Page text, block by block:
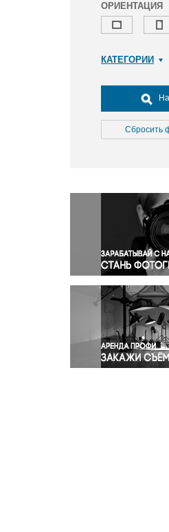
ОРИЕНТАЦИЯ
КАТЕГОРИИ
Досуг,
Культура
Медицина
Окружающая
Политика
Правосудие
Религия
Светская
Спорт
Экология
Экономика и
Сбросить